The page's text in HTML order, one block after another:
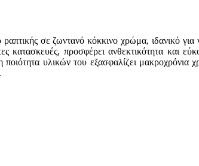
σε ζωντανό κόκκινο χρώμα, ιδανικό
κατασκευές, προσφέρει ανθεκτικότητα και
υλικών του εξασφαλίζει μακροχρόνια